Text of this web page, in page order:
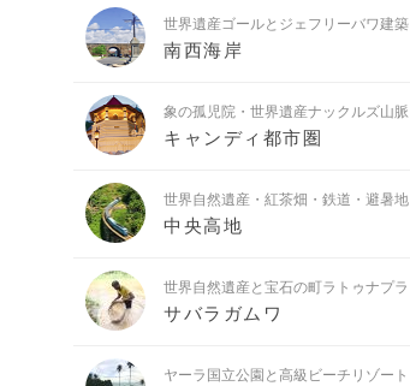
世界遺産ゴールとジェフリーバワ建築
南西海岸
象の孤児院・世界遺産ナックルズ山脈
キャンディ都市圏
世界自然遺産・紅茶畑・鉄道・避暑地
中央高地
世界自然遺産と宝石の町ラトゥナプラ
サバラガムワ
ヤーラ国立公園と高級ビーチリゾート